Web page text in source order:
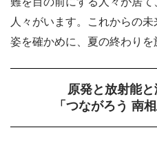
人々がいます。これからの
姿を確かめに、夏の終わりを
原発と放射能
「つながろう 南